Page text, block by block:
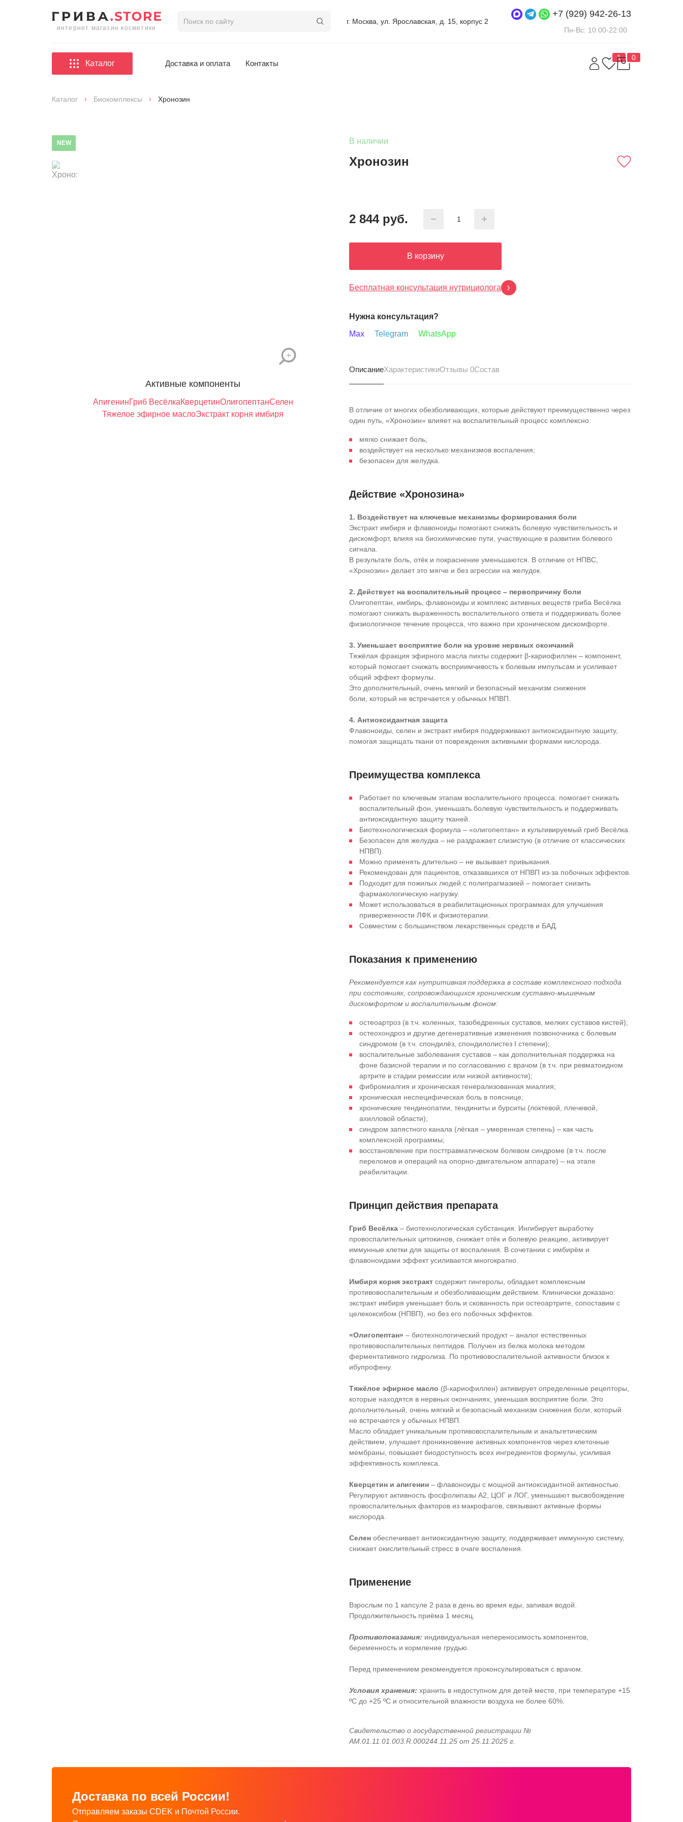
интернет магазин косметики
г. Москва, ул. Ярославская, д. 15, корпус 2
+7 (929) 942-26-13
Пн-Вс: 10:00-22:00
Каталог Доставка и оплата Контакты
1 0
Каталог Биокомплексы Хронозин
NEW
Активные компоненты
АпигенинГриб ВесёлкаКверцетинОлигопептанСелен
Тяжелое эфирное маслоЭкстракт корня имбиря
В наличии
Хронозин
2 844 руб.
В корзину
Бесплатная консультация нутрициолога
Нужна консультация?
Max
Telegram WhatsApp
ОписаниеХарактеристикиОтзывы 0Состав
В отличие от многих обезболивающих, которые действуют преимущественно через
один путь, «Хронозин» влияет на воспалительный процесс комплексно:
мягко снижает боль;
воздействует на несколько механизмов воспаления;
безопасен для желудка.
Действие «Хронозина»
1. Воздействует на ключевые механизмы формирования боли
Экстракт имбиря и флавоноиды помогают снижать болевую чувствительность и
дискомфорт, влияя на биохимические пути, участвующие в развитии болевого
сигнала.
В результате боль, отёк и покраснение уменьшаются. В отличие от НПВС,
«Хронозин» делает это мягче и без агрессии на желудок.
2. Действует на воспалительный процесс – первопричину боли
Олигопептан, имбирь, флавоноиды и комплекс активных веществ гриба Весёлка
помогают снижать выраженность воспалительного ответа и поддерживать более
физиологичное течение процесса, что важно при хроническом дискомфорте.
3. Уменьшает восприятие боли на уровне нервных окончаний
Тяжёлая фракция эфирного масла пихты содержит β-кариофиллен – компонент,
который помогает снижать восприимчивость к болевым импульсам и усиливает
общий эффект формулы.
Это дополнительный, очень мягкий и безопасный механизм снижения
боли, который не встречается у обычных НПВП.
4. Антиоксидантная защита
Флавоноиды, селен и экстракт имбиря поддерживают антиоксидантную защиту,
помогая защищать ткани от повреждения активными формами кислорода.
Преимущества комплекса
Работает по ключевым этапам воспалительного процесса: помогает снижать
воспалительный фон, уменьшать болевую чувствительность и поддерживать
антиоксидантную защиту тканей.
Биотехнологическая формула – «олигопептан» и культивируемый гриб Весёлка.
Безопасен для желудка – не раздражает слизистую (в отличие от классических
НПВП).
Можно применять длительно – не вызывает привыкания.
Рекомендован для пациентов, отказавшихся от НПВП из-за побочных эффектов.
Подходит для пожилых людей с полипрагмазией – помогает снизить
фармакологическую нагрузку.
Может использоваться в реабилитационных программах для улучшения
приверженности ЛФК и физиотерапии.
Совместим с большинством лекарственных средств и БАД.
Показания к применению
Рекомендуется как нутритивная поддержка в составе комплексного подхода
при состояниях, сопровождающихся хроническим суставно-мышечным
дискомфортом и воспалительным фоном:
остеоартроз (в т.ч. коленных, тазобедренных суставов, мелких суставов кистей);
остеохондроз и другие дегенеративные изменения позвоночника с болевым
синдромом (в т.ч. спондилёз, спондилолистез I степени);
воспалительные заболевания суставов – как дополнительная поддержка на
фоне базисной терапии и по согласованию с врачом (в т.ч. при ревматоидном
артрите в стадии ремиссии или низкой активности);
фибромиалгия и хроническая генерализованная миалгия;
хроническая неспецифическая боль в пояснице;
хронические тендинопатии, тендиниты и бурситы (локтевой, плечевой,
ахилловой области);
синдром запястного канала (лёгкая – умеренная степень) – как часть
комплексной программы;
восстановление при посттравматическом болевом синдроме (в т.ч. после
переломов и операций на опорно-двигательном аппарате) – на этапе
реабилитации.
Принцип действия препарата
Гриб Весёлка – биотехнологическая субстанция. Ингибирует выработку
провоспалительных цитокинов, снижает отёк и болевую реакцию, активирует
иммунные клетки для защиты от воспаления. В сочетании с имбирём и
флавоноидами эффект усиливается многократно.
Имбиря корня экстракт содержит гингеролы, обладает комплексным
противовоспалительным и обезболивающим действием. Клинически доказано:
экстракт имбиря уменьшает боль и скованность при остеоартрите, сопоставим с
целекоксибом (НПВП), но без его побочных эффектов.
«Олигопептан» – биотехнологический продукт – аналог естественных
противовоспалительных пептидов. Получен из белка молока методом
ферментативного гидролиза. По противовоспалительной активности близок к
ибупрофену.
Тяжёлое эфирное масло (β-кариофиллен) активирует определенные рецепторы,
которые находятся в нервных окончаниях, уменьшая восприятие боли. Это
дополнительный, очень мягкий и безопасный механизм снижения боли, который
не встречается у обычных НПВП.
Масло обладает уникальным противовоспалительным и анальгетическим
действием, улучшает проникновение активных компонентов через клеточные
мембраны, повышает биодоступность всех ингредиентов формулы, усиливая
эффективность комплекса.
Кверцетин и апигенин – флавоноиды с мощной антиоксидантной активностью.
Регулируют активность фосфолипазы А2, ЦОГ и ЛОГ, уменьшают высвобождение
провоспалительных факторов из макрофагов, связывают активные формы
кислорода.
Селен обеспечивает антиоксидантную защиту, поддерживает иммунную систему,
снижает окислительный стресс в очаге воспаления.
Применение
Взрослым по 1 капсуле 2 раза в день во время еды, запивая водой.
Продолжительность приёма 1 месяц.
Противопоказания: индивидуальная непереносимость компонентов,
беременность и кормление грудью.
Перед применением рекомендуется проконсультироваться с врачом.
Условия хранения: хранить в недоступном для детей месте, при температуре +15
ºС до +25 ºС и относительной влажности воздуха не более 60%.
Свидетельство о государственной регистрации №
AM.01.11.01.003.R.000244.11.25 от 25.11.2025 г.
Доставка по всей России!
Отправляем заказы CDEK и Почтой России.